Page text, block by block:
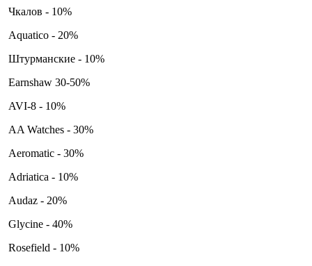
Чкалов - 10%
Aquatico - 20%
Штурманские - 10%
Earnshaw 30-50%
AVI-8 - 10%
AA Watches - 30%
Aeromatic - 30%
Adriatica - 10%
Audaz - 20%
Glycine - 40%
Rosefield - 10%